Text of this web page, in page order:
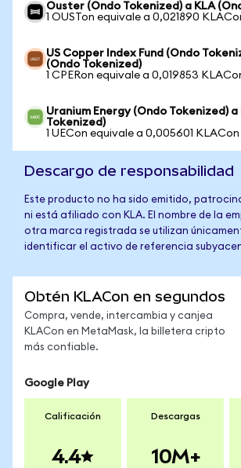
Ouster (Ondo Tokenized) a KLA
1 OUSTon equivale a 0,021890
US Copper Index Fund (Ondo
(Ondo Tokenized)
1 CPERon equivale a 0,019853
Uranium Energy (Ondo Tokenized) a
Tokenized)
1 UECon equivale a 0,005601 KLACon
Descargo de responsabilidad
Este producto no ha sido emitido,
ni está afiliado con KLA. El nombre de la
otra marca registrada se utilizan
identificar el activo de referencia
Obtén KLACon en segundos
Compra, vende, intercambia y canjea
KLACon en MetaMask, la billetera cripto
más confiable.
Google Play
Calificación
4.4
Descargas
10M+